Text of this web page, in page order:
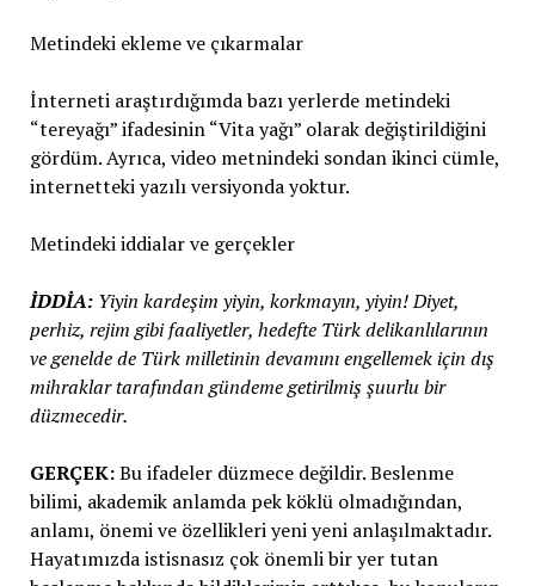
Metindeki ekleme ve çıkarmalar
İnterneti araştırdığımda bazı yerlerde metindeki
“tereyağı” ifadesinin “Vita yağı” olarak değiştirildiğini
gördüm. Ayrıca, video metnindeki sondan ikinci cümle,
internetteki yazılı versiyonda yoktur.
Metindeki iddialar ve gerçekler
İDDİA:Yiyin kardeşim yiyin, korkmayın, yiyin! Diyet,
perhiz, rejim gibi faaliyetler, hedefte Türk delikanlılarının
ve genelde de Türk milletinin devamını engellemek için dış
mihraklar tarafından gündeme getirilmiş şuurlu bir
düzmecedir.
GERÇEK:Bu ifadeler düzmece değildir. Beslenme
bilimi, akademik anlamda pek köklü olmadığından,
anlamı, önemi ve özellikleri yeni yeni anlaşılmaktadır.
Hayatımızda istisnasız çok önemli bir yer tutan